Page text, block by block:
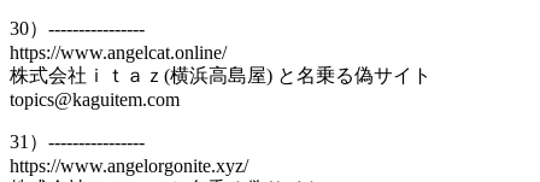
30）----------------
https://www.angelcat.online/
株式会社ｉｔａｚ(横浜高島屋) と名乗る偽サイト
topics@kaguitem.com
31）----------------
https://www.angelorgonite.xyz/